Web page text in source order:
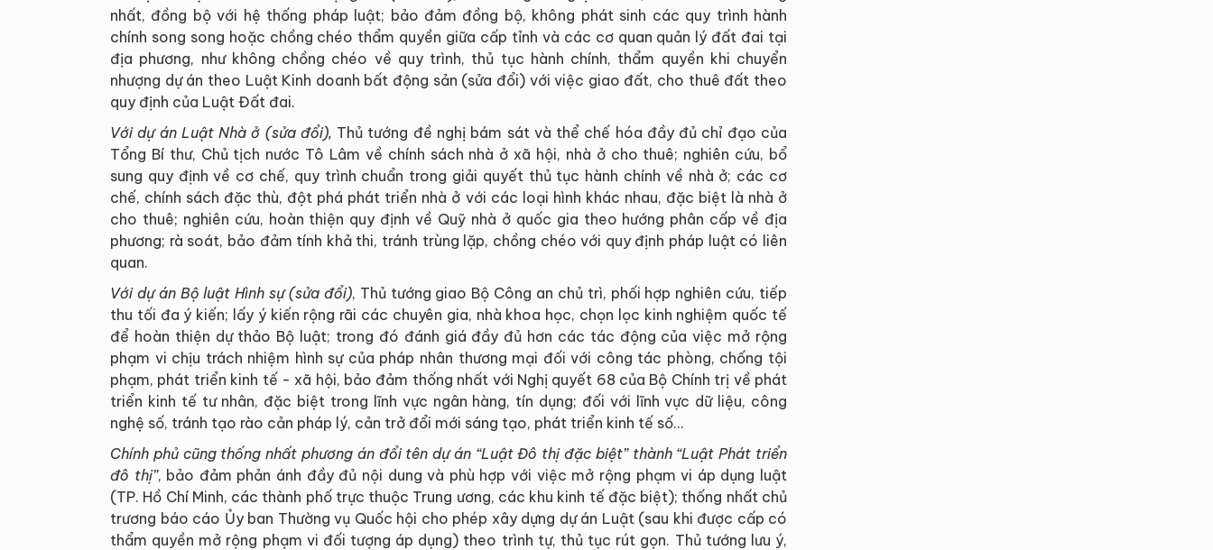
nhất, đồng bộ với hệ thống pháp luật; bảo đảm đồng bộ, không phát sinh các quy trình hành
chính song song hoặc chồng chéo thẩm quyền giữa cấp tỉnh và các cơ quan quản lý đất đai tại
địa phương, như không chồng chéo về quy trình, thủ tục hành chính, thẩm quyền khi chuyển
nhượng dự án theo Luật Kinh doanh bất động sản (sửa đổi) với việc giao đất, cho thuê đất theo
quy định của Luật Đất đai.
Với dự án Luật Nhà ở (sửa đổi), Thủ tướng đề nghị bám sát và thể chế hóa đầy đủ chỉ đạo của
Tổng Bí thư, Chủ tịch nước Tô Lâm về chính sách nhà ở xã hội, nhà ở cho thuê; nghiên cứu, bổ
sung quy định về cơ chế, quy trình chuẩn trong giải quyết thủ tục hành chính về nhà ở; các cơ
chế, chính sách đặc thù, đột phá phát triển nhà ở với các loại hình khác nhau, đặc biệt là nhà ở
cho thuê; nghiên cứu, hoàn thiện quy định về Quỹ nhà ở quốc gia theo hướng phân cấp về địa
phương; rà soát, bảo đảm tính khả thi, tránh trùng lặp, chồng chéo với quy định pháp luật có liên
quan.
Với dự án Bộ luật Hình sự (sửa đổi), Thủ tướng giao Bộ Công an chủ trì, phối hợp nghiên cứu, tiếp
thu tối đa ý kiến; lấy ý kiến rộng rãi các chuyên gia, nhà khoa học, chọn lọc kinh nghiệm quốc tế
để hoàn thiện dự thảo Bộ luật; trong đó đánh giá đầy đủ hơn các tác động của việc mở rộng
phạm vi chịu trách nhiệm hình sự của pháp nhân thương mại đối với công tác phòng, chống tội
phạm, phát triển kinh tế - xã hội, bảo đảm thống nhất với Nghị quyết 68 của Bộ Chính trị về phát
triển kinh tế tư nhân, đặc biệt trong lĩnh vực ngân hàng, tín dụng; đối với lĩnh vực dữ liệu, công
nghệ số, tránh tạo rào cản pháp lý, cản trở đổi mới sáng tạo, phát triển kinh tế số...
Chính phủ cũng thống nhất phương án đổi tên dự án “Luật Đô thị đặc biệt” thành “Luật Phát triển
đô thị”, bảo đảm phản ánh đầy đủ nội dung và phù hợp với việc mở rộng phạm vi áp dụng luật
(TP. Hồ Chí Minh, các thành phố trực thuộc Trung ương, các khu kinh tế đặc biệt); thống nhất chủ
trương báo cáo Ủy ban Thường vụ Quốc hội cho phép xây dựng dự án Luật (sau khi được cấp có
thẩm quyền mở rộng phạm vi đối tượng áp dụng) theo trình tự, thủ tục rút gọn. Thủ tướng lưu ý,